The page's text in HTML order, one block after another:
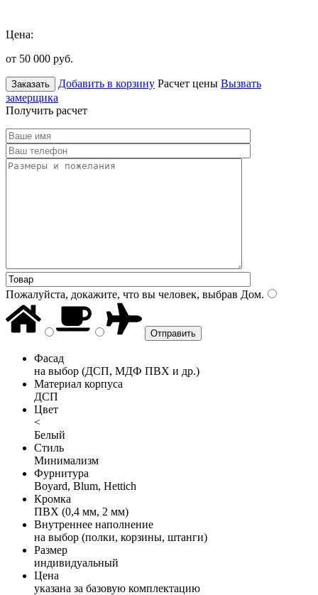
Цена:
от 50 000 руб.
Заказать Добавить в корзину Расчет цены Вызвать
замерщика
Получить расчет
Пожалуйста, докажите, что вы человек, выбрав Дом.
Фасад
на выбор (ДСП, МДФ ПВХ и др.)
Материал корпуса
ДСП
Цвет
<
Белый
Стиль
Минимализм
Фурнитура
Boyard, Blum, Hettich
Кромка
ПВХ (0,4 мм, 2 мм)
Внутреннее наполнение
на выбор (полки, корзины, штанги)
Размер
индивидуальный
Цена
указана за базовую комплектацию